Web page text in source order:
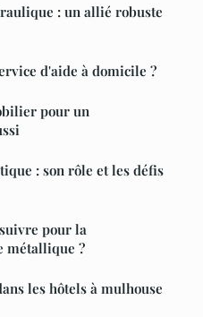
: un allié robuste
d'aide à domicile ?
pour un
: son rôle et les défis
pour la
métallique ?
les hôtels à mulhouse